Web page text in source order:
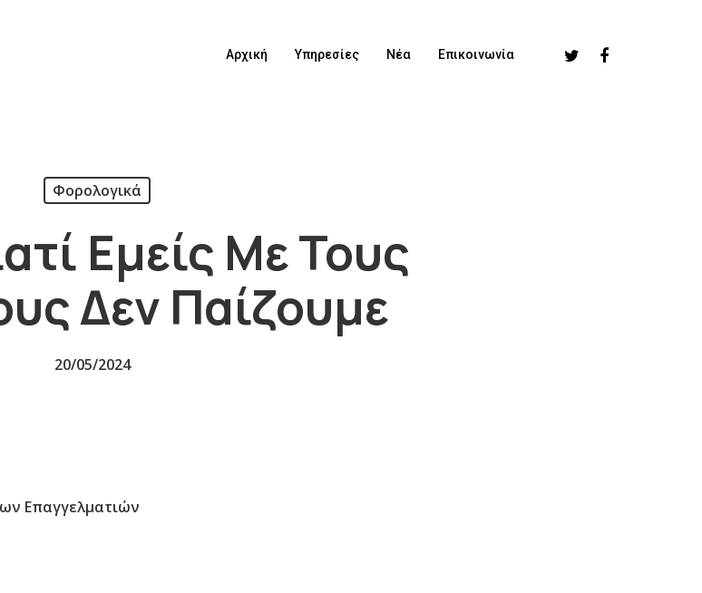
Αρχική Υπηρεσίες Νέα Επικοινωνία
Φορολογικά
Εμείς Με Τους
Δεν Παίζουμε
20/05/2024
Επαγγελματιών